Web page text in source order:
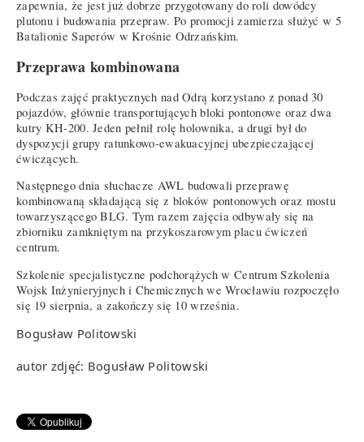
zapewnia, że jest już dobrze przygotowany do roli dowódcy
plutonu i budowania przepraw. Po promocji zamierza służyć w 5
Batalionie Saperów w Krośnie Odrzańskim.
Przeprawa kombinowana
Podczas zajęć praktycznych nad Odrą korzystano z ponad 30
pojazdów, głównie transportujących bloki pontonowe oraz dwa
kutry KH-200. Jeden pełnił rolę holownika, a drugi był do
dyspozycji grupy ratunkowo-ewakuacyjnej ubezpieczającej
ćwiczących.
Następnego dnia słuchacze AWL budowali przeprawę
kombinowaną składającą się z bloków pontonowych oraz mostu
towarzyszącego BLG. Tym razem zajęcia odbywały się na
zbiorniku zamkniętym na przykoszarowym placu ćwiczeń
centrum.
Szkolenie specjalistyczne podchorążych w Centrum Szkolenia
Wojsk Inżynieryjnych i Chemicznych we Wrocławiu rozpoczęło
się 19 sierpnia, a zakończy się 10 września.
Bogusław Politowski
autor zdjęć: Bogusław Politowski